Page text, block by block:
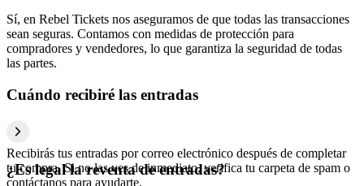
Sí, en Rebel Tickets nos aseguramos de que todas las transacciones
sean seguras. Contamos con medidas de protección para
compradores y vendedores, lo que garantiza la seguridad de todas
las partes.
Cuándo recibiré las entradas
Recibirás tus entradas por correo electrónico después de completar
tu compra. Si no las ves de inmediato, verifica tu carpeta de spam o
contáctanos para ayudarte.
¿Es legal la reventa de entradas?